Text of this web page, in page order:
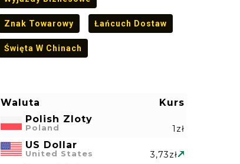
Znak Towarowy Łańcuch Dostaw
Święta W Chinach
Waluta
Kurs
Polish Zloty
Poland 1zł
US Dollar
United States 3,73zł